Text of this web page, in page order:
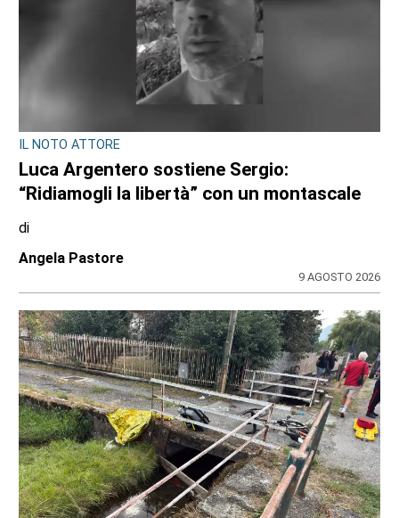
CONSIGLIO REGIONALE
Marcinelle, il presidente Nicco: “Onorare gli
italiani caduti sul lavoro in ogni parte del
mondo”
di
Redazione CRP
7 AGOSTO 2026